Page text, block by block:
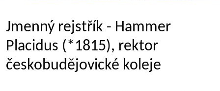
Jmenný rejstřík - Hammer
Placidus (*1815), rektor
českobudějovické koleje